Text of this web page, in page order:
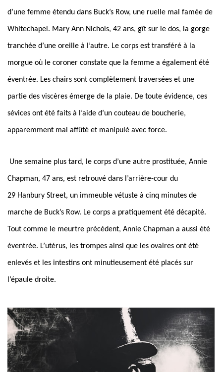
d’une femme étendu dans Buck’s Row, une ruelle mal famée de
Whitechapel. Mary Ann Nichols, 42 ans, gît sur le dos, la gorge
tranchée d’une oreille à l’autre. Le corps est transféré à la
morgue où le coroner constate que la femme a également été
éventrée. Les chairs sont complètement traversées et une
partie des viscères émerge de la plaie. De toute évidence, ces
sévices ont été faits à l’aide d’un couteau de boucherie,
apparemment mal affûté et manipulé avec force.
Une semaine plus tard, le corps d’une autre prostituée, Annie
Chapman, 47 ans, est retrouvé dans l’arrière-cour du
29 Hanbury Street, un immeuble vétuste à cinq minutes de
marche de Buck’s Row. Le corps a pratiquement été décapité.
Tout comme le meurtre précédent, Annie Chapman a aussi été
éventrée. L’utérus, les trompes ainsi que les ovaires ont été
enlevés et les intestins ont minutieusement été placés sur
l’épaule droite.